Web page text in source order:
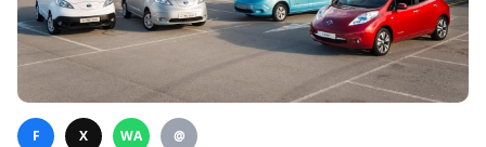
F X WA @